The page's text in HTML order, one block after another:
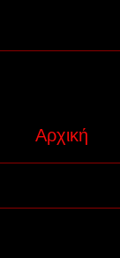
Αρχική